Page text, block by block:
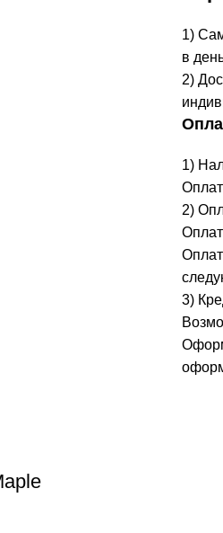
1)
в
2)
1)
2)
3)